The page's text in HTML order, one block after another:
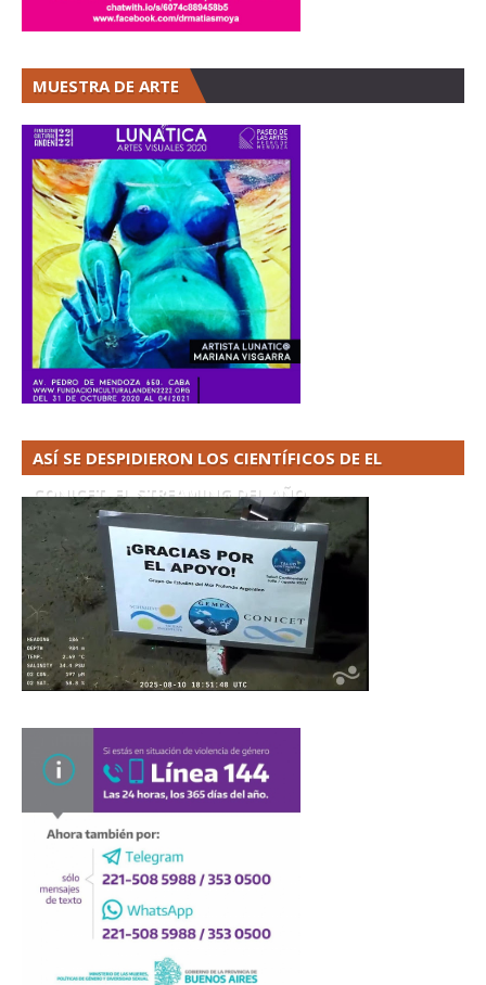
MUESTRA DE ARTE
ASÍ SE DESPIDIERON LOS CIENTÍFICOS DE EL
CONICET. EL STREAMING DEL AÑO